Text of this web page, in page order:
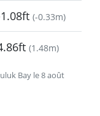
Bay le 8 août
(-0.33m)
(1.48m)